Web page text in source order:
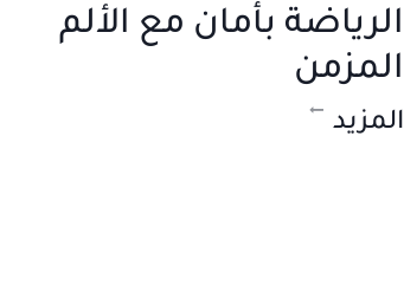
الرياضة بأمان مع الألم
المزمن
المزيد